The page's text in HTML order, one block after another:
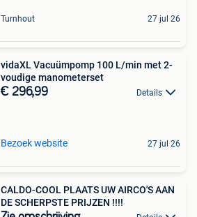
Turnhout 27 jul 26
vidaXL Vacuümpomp 100 L/min met 2-
voudige manometerset
€ 296,99 Details
Bezoek website 27 jul 26
CALDO-COOL PLAATS UW AIRCO'S AAN
DE SCHERPSTE PRIJZEN !!!!